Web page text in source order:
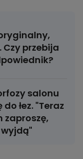
przebija
salonu
łez. "Teraz
zaproszę,